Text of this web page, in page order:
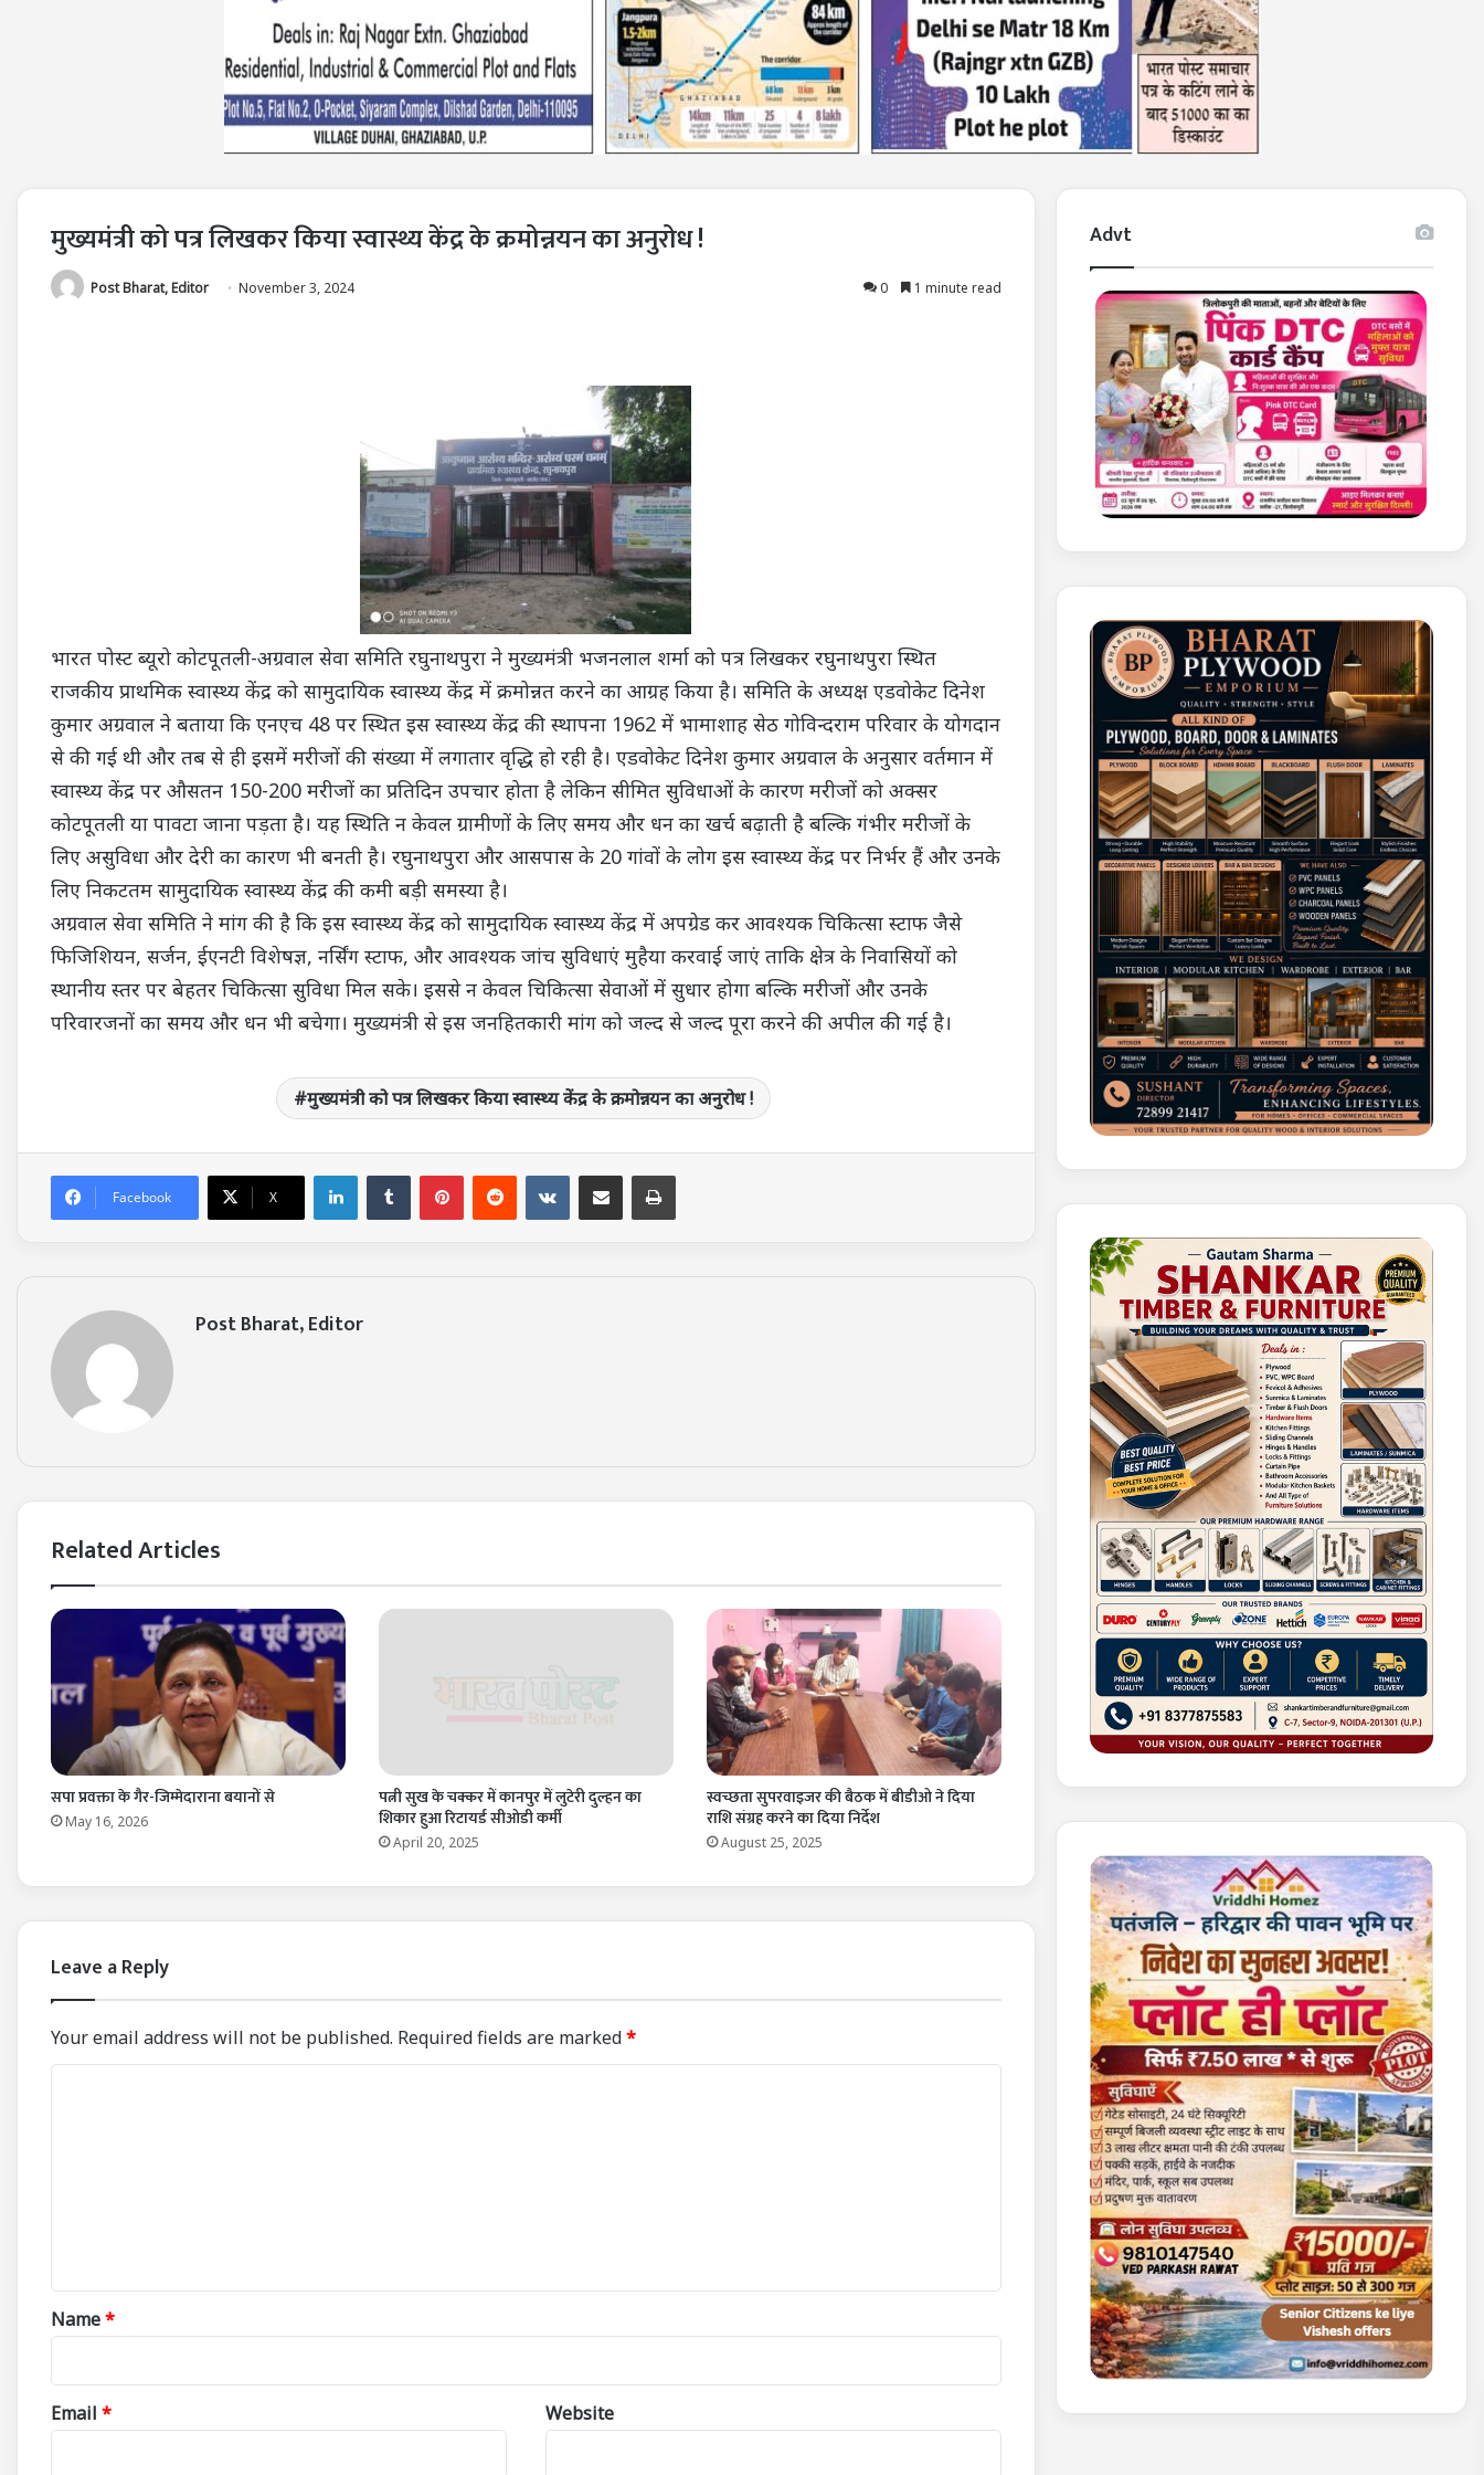
मुख्यमंत्री को पत्र लिखकर किया स्वास्थ्य केंद्र के क्रमोन्नयन का अनुरोध !
Post Bharat, Editor November 3, 2024 0 1 minute read
भारत पोस्ट ब्यूरो कोटपूतली-अग्रवाल सेवा समिति रघुनाथपुरा ने मुख्यमंत्री भजनलाल शर्मा को पत्र लिखकर रघुनाथपुरा स्थित
राजकीय प्राथमिक स्वास्थ्य केंद्र को सामुदायिक स्वास्थ्य केंद्र में क्रमोन्नत करने का आग्रह किया है। समिति के अध्यक्ष एडवोकेट दिनेश
कुमार अग्रवाल ने बताया कि एनएच 48 पर स्थित इस स्वास्थ्य केंद्र की स्थापना 1962 में भामाशाह सेठ गोविन्दराम परिवार के योगदान
से की गई थी और तब से ही इसमें मरीजों की संख्या में लगातार वृद्धि हो रही है। एडवोकेट दिनेश कुमार अग्रवाल के अनुसार वर्तमान में
स्वास्थ्य केंद्र पर औसतन 150-200 मरीजों का प्रतिदिन उपचार होता है लेकिन सीमित सुविधाओं के कारण मरीजों को अक्सर
कोटपूतली या पावटा जाना पड़ता है। यह स्थिति न केवल ग्रामीणों के लिए समय और धन का खर्च बढ़ाती है बल्कि गंभीर मरीजों के
लिए असुविधा और देरी का कारण भी बनती है। रघुनाथपुरा और आसपास के 20 गांवों के लोग इस स्वास्थ्य केंद्र पर निर्भर हैं और उनके
लिए निकटतम सामुदायिक स्वास्थ्य केंद्र की कमी बड़ी समस्या है।
अग्रवाल सेवा समिति ने मांग की है कि इस स्वास्थ्य केंद्र को सामुदायिक स्वास्थ्य केंद्र में अपग्रेड कर आवश्यक चिकित्सा स्टाफ जैसे
फिजिशियन, सर्जन, ईएनटी विशेषज्ञ, नर्सिंग स्टाफ, और आवश्यक जांच सुविधाएं मुहैया करवाई जाएं ताकि क्षेत्र के निवासियों को
स्थानीय स्तर पर बेहतर चिकित्सा सुविधा मिल सके। इससे न केवल चिकित्सा सेवाओं में सुधार होगा बल्कि मरीजों और उनके
परिवारजनों का समय और धन भी बचेगा। मुख्यमंत्री से इस जनहितकारी मांग को जल्द से जल्द पूरा करने की अपील की गई है।
मुख्यमंत्री को पत्र लिखकर किया स्वास्थ्य केंद्र के क्रमोन्नयन का अनुरोध !
Facebook X
LinkedInTumblrPinterestRedditVKontakte
Share via Email Print
Post Bharat, Editor
Related Articles
सपा प्रवक्ता के गैर-जिम्मेदाराना बयानों से
May 16, 2026
पत्नी सुख के चक्कर में कानपुर में लुटेरी दुल्हन का
शिकार हुआ रिटायर्ड सीओडी कर्मी
April 20, 2025
स्वच्छता सुपरवाइजर की बैठक में बीडीओ ने दिया
राशि संग्रह करने का दिया निर्देश
August 25, 2025
Leave a Reply
Your email address will not be published. Required fields are marked*
*
Name*
Email * Website
Advt